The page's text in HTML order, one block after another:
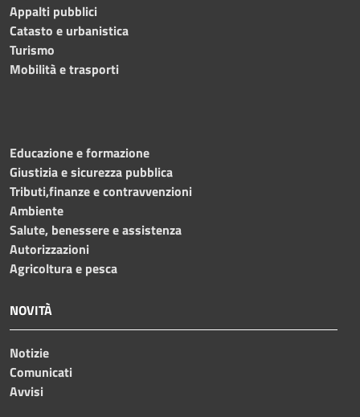
Appalti pubblici
Catasto e urbanistica
Turismo
Mobilità e trasporti
Educazione e formazione
Giustizia e sicurezza pubblica
Tributi,finanze e contravvenzioni
Ambiente
Salute, benessere e assistenza
Autorizzazioni
Agricoltura e pesca
NOVITÀ
Notizie
Comunicati
Avvisi